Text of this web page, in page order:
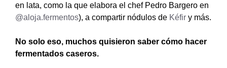
en lata, como la que elabora el chef Pedro Bargero en
@aloja.fermentos), a compartir nódulos de Kéfir y más.
No solo eso, muchos quisieron saber cómo hacer
fermentados caseros.